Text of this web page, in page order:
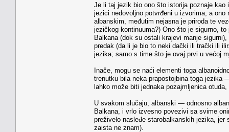
Je li taj jezik bio ono što istorija poznaje
jezici nedovoljno potvrđeni u izvorima, a
albanskim, međutim nejasna je priroda te
jezičkog kontinuuma?) Ono što je sigurno,
Balkana (dok su ostali krajevi manje
predak (da li je bio to neki dački ili trački ili
jezika; samo s time što je ovaj prvi u većoj
Inače, mogu se naći elementi toga
trenutku bila neka prapostojbina toga jezika
lahko može biti jednaka pozajmljenica
U svakom slučaju, albanski — odnosno
Balkana, i vrlo izvesno povezivi sa svime
preživelo nasleđe starobalkanskih jezika,
zaista ne znam).